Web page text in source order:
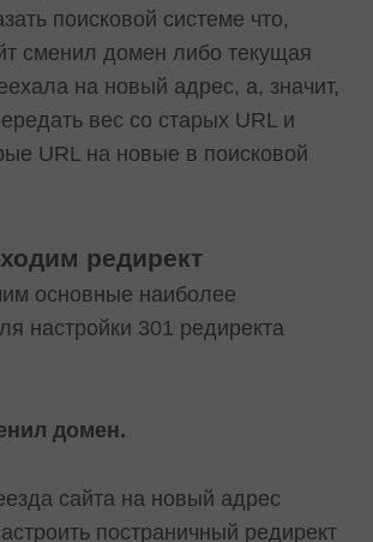
поисковой системе что,
сменил домен либо текущая
на новый адрес, а, значит,
вес со старых URL и
URL на новые в поисковой
редирект
основные наиболее
настройки 301 редиректа
домен.
сайта на новый адрес
постраничный редирект